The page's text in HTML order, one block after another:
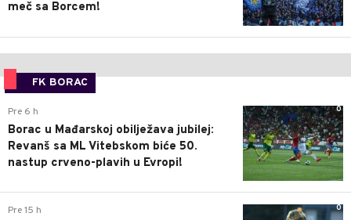
meč sa Borcem!
FK BORAC
0
Pre 6 h
Borac u Mađarskoj obilježava jubilej:
Revanš sa ML Vitebskom biće 50.
nastup crveno-plavih u Evropi!
0
Pre 15 h